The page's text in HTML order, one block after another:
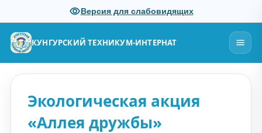
Версия для слабовидящих
КУНГУРСКИЙ ТЕХНИКУМ-ИНТЕРНАТ
Экологическая акция
«Аллея дружбы»